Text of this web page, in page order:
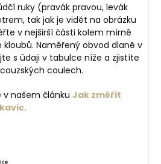
ruky (pravák pravou, levák
tak jak je vidět na obrázku
v nejširší části kolem mírně
Naměřený obvod dlaně v
s údaji v tabulce níže a zjistíte
coulech.
našem článku Jak změřit